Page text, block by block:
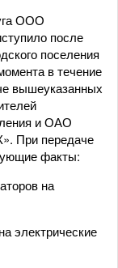
ООО
после
поселения
в течение
вышеуказанных
и ОАО
При передаче
факты:
на
электрические